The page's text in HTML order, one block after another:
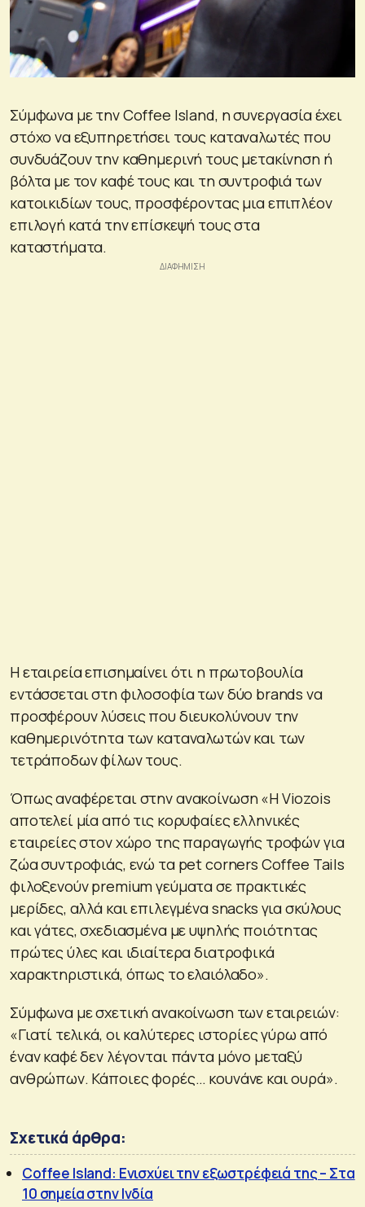
Σύμφωνα με την Coffee Island, η συνεργασία έχει
στόχο να εξυπηρετήσει τους καταναλωτές που
συνδυάζουν την καθημερινή τους μετακίνηση ή
βόλτα με τον καφέ τους και τη συντροφιά των
κατοικιδίων τους, προσφέροντας μια επιπλέον
επιλογή κατά την επίσκεψή τους στα
καταστήματα.
Η εταιρεία επισημαίνει ότι η πρωτοβουλία
εντάσσεται στη φιλοσοφία των δύο brands να
προσφέρουν λύσεις που διευκολύνουν την
καθημερινότητα των καταναλωτών και των
τετράποδων φίλων τους.
Όπως αναφέρεται στην ανακοίνωση «Η Viozois
αποτελεί μία από τις κορυφαίες ελληνικές
εταιρείες στον χώρο της παραγωγής τροφών για
ζώα συντροφιάς, ενώ τα pet corners Coffee Tails
φιλοξενούν premium γεύματα σε πρακτικές
μερίδες, αλλά και επιλεγμένα snacks για σκύλους
και γάτες, σχεδιασμένα με υψηλής ποιότητας
πρώτες ύλες και ιδιαίτερα διατροφικά
χαρακτηριστικά, όπως το ελαιόλαδο».
Σύμφωνα με σχετική ανακοίνωση των εταιρειών:
«Γιατί τελικά, οι καλύτερες ιστορίες γύρω από
έναν καφέ δεν λέγονται πάντα μόνο μεταξύ
ανθρώπων. Κάποιες φορές… κουνάνε και ουρά».
Σχετικά άρθρα:
Coffee Island: Ενισχύει την εξωστρέφειά της – Στα
10 σημεία στην Ινδία